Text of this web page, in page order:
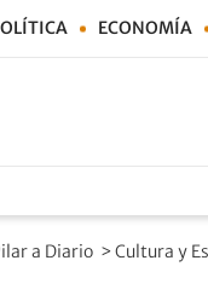
ECONOMÍA
a Diario >Cultura y